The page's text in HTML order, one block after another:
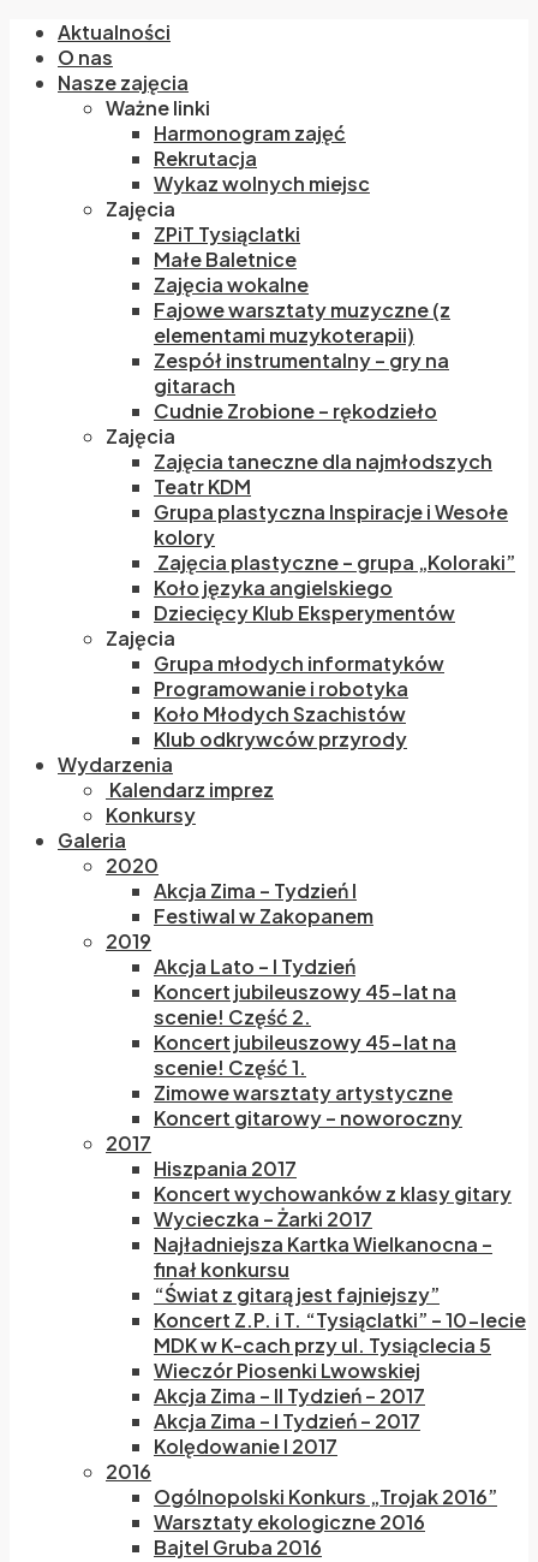
Aktualności
O nas
Nasze zajęcia
Ważne linki
Harmonogram zajęć
Rekrutacja
Wykaz wolnych miejsc
Zajęcia
ZPiT Tysiąclatki
Małe Baletnice
Zajęcia wokalne
Fajowe warsztaty muzyczne (z
elementami muzykoterapii)
Zespół instrumentalny – gry na
gitarach
Cudnie Zrobione – rękodzieło
Zajęcia
Zajęcia taneczne dla najmłodszych
Teatr KDM
Grupa plastyczna Inspiracje i Wesołe
kolory
Zajęcia plastyczne – grupa „Koloraki”
Koło języka angielskiego
Dziecięcy Klub Eksperymentów
Zajęcia
Grupa młodych informatyków
Programowanie i robotyka
Koło Młodych Szachistów
Klub odkrywców przyrody
Wydarzenia
Kalendarz imprez
Konkursy
Galeria
2020
Akcja Zima – Tydzień I
Festiwal w Zakopanem
2019
Akcja Lato – I Tydzień
Koncert jubileuszowy 45-lat na
scenie! Część 2.
Koncert jubileuszowy 45-lat na
scenie! Część 1.
Zimowe warsztaty artystyczne
Koncert gitarowy – noworoczny
2017
Hiszpania 2017
Koncert wychowanków z klasy gitary
Wycieczka – Żarki 2017
Najładniejsza Kartka Wielkanocna –
finał konkursu
“Świat z gitarą jest fajniejszy”
Koncert Z.P. i T. “Tysiąclatki” – 10-lecie
MDK w K-cach przy ul. Tysiąclecia 5
Wieczór Piosenki Lwowskiej
Akcja Zima – II Tydzień – 2017
Akcja Zima – I Tydzień – 2017
Kolędowanie I 2017
2016
Ogólnopolski Konkurs „Trojak 2016”
Warsztaty ekologiczne 2016
Bajtel Gruba 2016